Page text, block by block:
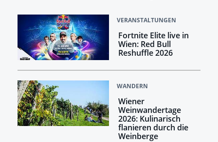
VERANSTALTUNGEN
Fortnite Elite live in
Wien: Red Bull
Reshuffle 2026
WANDERN
Wiener
Weinwandertage
2026: Kulinarisch
flanieren durch die
Weinberge